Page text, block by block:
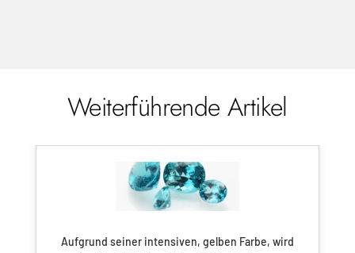
Weiterführende Artikel
Aufgrund seiner intensiven, gelben Farbe, wird